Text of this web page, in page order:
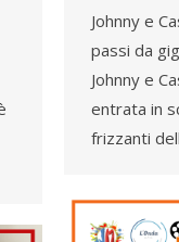
Johnny e
passi da
Johnny e
entrata in
frizzanti